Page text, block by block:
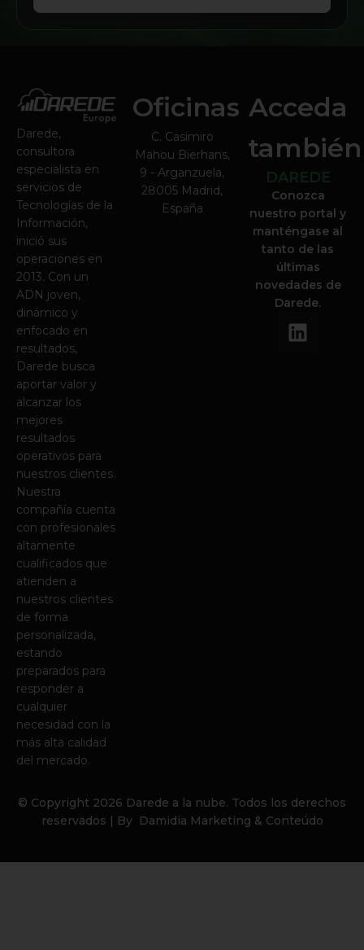
Darede,
consultora
especialista en
servicios de
Tecnologías de la
Información,
inició sus
operaciones en
2013. Con un
ADN joven,
dinámico y
enfocado en
resultados,
Darede busca
aportar valor y
alcanzar los
mejores
resultados
operativos para
nuestros clientes.
Nuestra
compañía cuenta
con profesionales
altamente
cualificados que
atienden a
nuestros clientes
de forma
personalizada,
estando
preparados para
responder a
cualquier
necesidad con la
más alta calidad
del mercado.
Oficinas
C. Casimiro
Mahou Bierhans,
9 - Arganzuela,
28005 Madrid,
España
Acceda
también
DAREDE
Conozca
nuestro portal y
manténgase al
tanto de las
últimas
novedades de
Darede.
L
i
© Copyright 2026 Darede a la nube. Todos los derechos
reservados | By Damidia Marketing & Conteúdo